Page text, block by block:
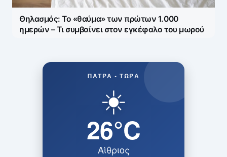
Θηλασμός: Το «θαύμα» των πρώτων 1.000
ημερών – Τι συμβαίνει στον εγκέφαλο του μωρού
ΠΆΤΡΑ • ΤΏΡΑ
☀️
26°C
Αίθριος